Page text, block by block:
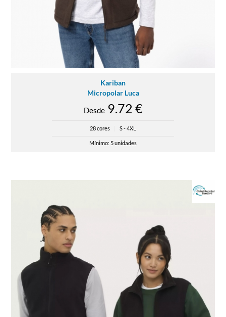
Kariban
Micropolar Luca
Desde9.72 €
28 cores S - 4XL
Mínimo: 5 unidades